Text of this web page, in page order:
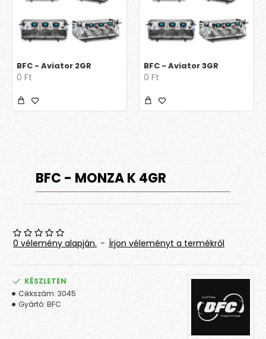
BFC - Aviator 2GR
0 Ft
BFC - Aviator 3GR
0 Ft
BFC - MONZA K 4GR
0 vélemény alapján. - Írjon véleményt a termékről
KÉSZLETEN
Cikkszám: 3045
Gyártó: BFC